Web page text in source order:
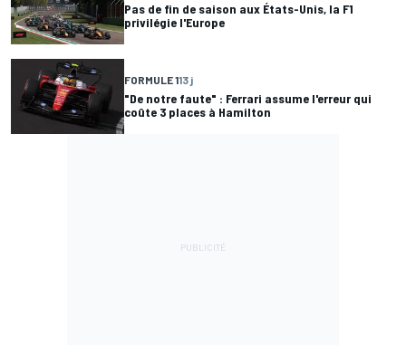
Pas de fin de saison aux États-Unis, la F1
privilégie l'Europe
FORMULE 113 j
"De notre faute" : Ferrari assume l'erreur qui
coûte 3 places à Hamilton